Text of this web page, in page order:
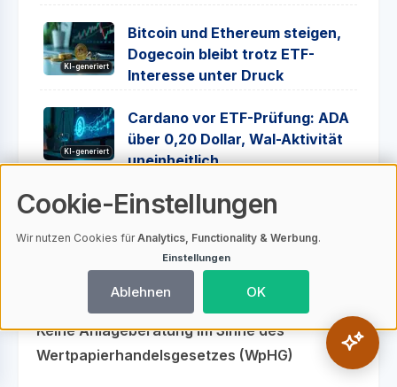
KI-generiert
Bitcoin und Ethereum steigen,
Dogecoin bleibt trotz ETF-
Interesse unter Druck
KI-generiert
Cardano vor ETF-Prüfung: ADA
über 0,20 Dollar, Wal-Aktivität
uneinheitlich
KI-generiert
Solana plant Angebotsreform
trotz Rekordnutzung und
ausbleibender ETF-Zuflüsse
Keine Anlageberatung im Sinne des
Wertpapierhandelsgesetzes (WpHG)
Cookie-Einstellungen
Wir nutzen Cookies fürAnalytics, Functionality & Werbung.
Einstellungen
Ablehnen OK